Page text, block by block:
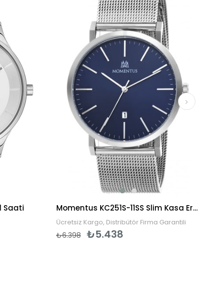
Saati Momentus KC251S-11SS Slim Kasa Erkek Kol Saati
Ücretsiz Kargo, Distribütör Firma Garantili
₺5.438
₺6.398